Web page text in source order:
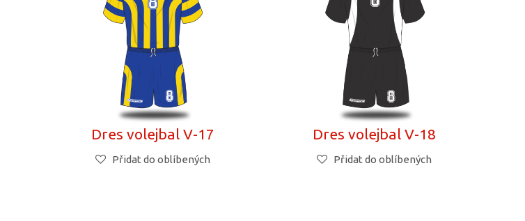
Dres volejbal V-17
Přidat do oblíbených
Dres volejbal V-18
Přidat do oblíbených